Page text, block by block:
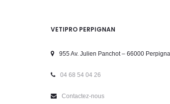
VETIPRO PERPIGNAN
955 Av. Julien Panchot – 66000
04 68 54 04 26
Contactez-nous